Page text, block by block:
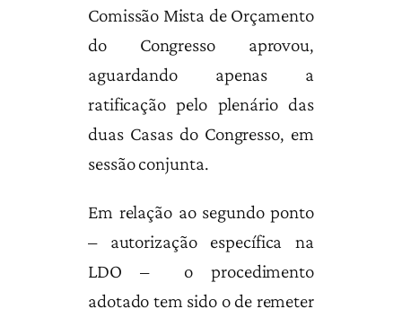
Comissão Mista de Orçamento
do Congresso aprovou,
aguardando apenas a
ratificação pelo plenário das
duas Casas do Congresso, em
sessão conjunta.
Em relação ao segundo ponto
– autorização específica na
LDO – o procedimento
adotado tem sido o de remeter